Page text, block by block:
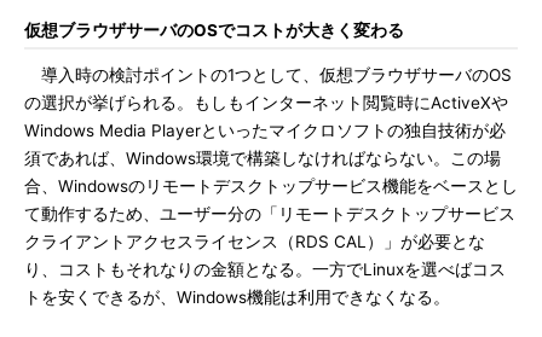
仮想ブラウザサーバのOSでコストが大きく変わる
導入時の検討ポイントの1つとして、仮想ブラウザサーバのOS
の選択が挙げられる。もしもインターネット閲覧時にActiveXや
Windows Media Playerといったマイクロソフトの独自技術が必
須であれば、Windows環境で構築しなければならない。この場
合、Windowsのリモートデスクトップサービス機能をベースとし
て動作するため、ユーザー分の「リモートデスクトップサービス
クライアントアクセスライセンス（RDS CAL）」が必要とな
り、コストもそれなりの金額となる。一方でLinuxを選べばコス
トを安くできるが、Windows機能は利用できなくなる。